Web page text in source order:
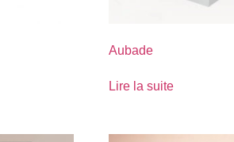
Aubade
Lire la suite